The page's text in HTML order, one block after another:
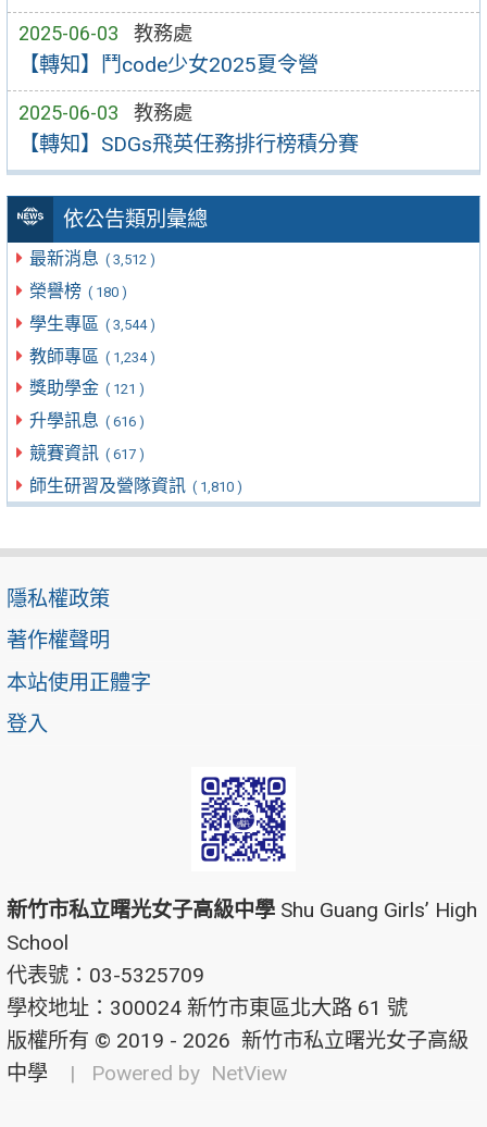
2025-06-03 教務處
【轉知】鬥code少女2025夏令營
2025-06-03 教務處
【轉知】SDGs飛英任務排行榜積分賽
依公告類別彙總
最新消息 ( 3,512 )
榮譽榜 ( 180 )
學生專區 ( 3,544 )
教師專區 ( 1,234 )
獎助學金 ( 121 )
升學訊息 ( 616 )
競賽資訊 ( 617 )
師生研習及營隊資訊 ( 1,810 )
隱私權政策
著作權聲明
本站使用正體字
登入
新竹市私立曙光女子高級中學 Shu Guang Girls’ High
School
代表號：03-5325709
學校地址：300024 新竹市東區北大路 61 號
版權所有 © 2019 - 2026 新竹市私立曙光女子高級
中學
| Powered by NetView